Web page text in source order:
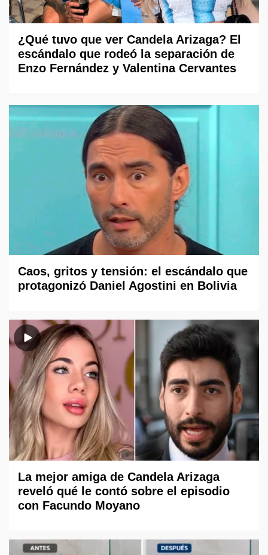
¿Qué tuvo que ver Candela Arizaga? El
escándalo que rodeó la separación de
Enzo Fernández y Valentina Cervantes
Caos, gritos y tensión: el escándalo que
protagonizó Daniel Agostini en Bolivia
La mejor amiga de Candela Arizaga
reveló qué le contó sobre el episodio
con Facundo Moyano